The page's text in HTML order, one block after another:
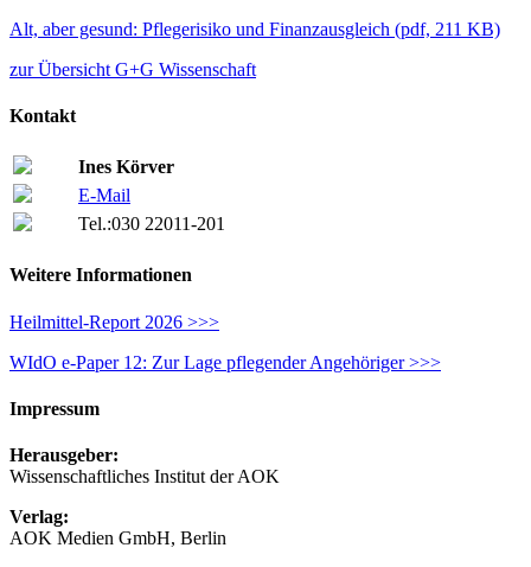
Alt, aber gesund: Pflegerisiko und Finanzausgleich (pdf, 211 KB)
zur Übersicht G+G Wissenschaft
Kontakt
Ines Körver
E-Mail
Tel.:030 22011-201
Weitere Informationen
Heilmittel-Report 2026 >>>
WIdO e-Paper 12: Zur Lage pflegender Angehöriger >>>
Impressum
Herausgeber:
Wissenschaftliches Institut der AOK
Verlag:
AOK Medien GmbH, Berlin